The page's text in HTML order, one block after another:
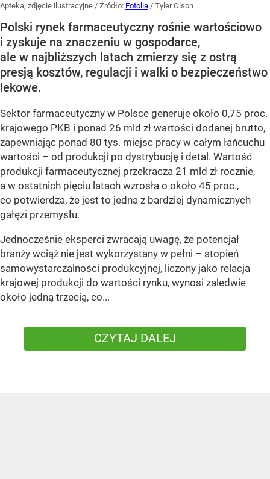
Apteka, zdjęcie ilustracyjne / Źródło: Fotolia / Tyler Olson
Polski rynek farmaceutyczny rośnie wartościowo
i zyskuje na znaczeniu w gospodarce,
ale w najbliższych latach zmierzy się z ostrą
presją kosztów, regulacji i walki o bezpieczeństwo
lekowe.
Sektor farmaceutyczny w Polsce generuje około 0,75 proc.
krajowego PKB i ponad 26 mld zł wartości dodanej brutto,
zapewniając ponad 80 tys. miejsc pracy w całym łańcuchu
wartości – od produkcji po dystrybucję i detal. Wartość
produkcji farmaceutycznej przekracza 21 mld zł rocznie,
a w ostatnich pięciu latach wzrosła o około 45 proc.,
co potwierdza, że jest to jedna z bardziej dynamicznych
gałęzi przemysłu.
Jednocześnie eksperci zwracają uwagę, że potencjał
branży wciąż nie jest wykorzystany w pełni – stopień
samowystarczalności produkcyjnej, liczony jako relacja
krajowej produkcji do wartości rynku, wynosi zaledwie
około jedną trzecią, co...
CZYTAJ DALEJ